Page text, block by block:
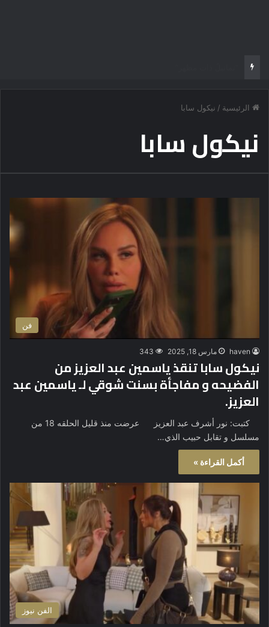
الرئيسية / نيكول سابا
نيكول سابا
فن
haven مارس 18, 2025 343
نيكول سابا تنقذ ياسمين عبد العزيز من
الفضيحه و مفاجأة بسنت شوقي لـ ياسمين عبد
العزيز.
كتبت: نور أشرف عبد العزيز عرضت منذ قليل الحلقه 18 من
مسلسل و تقابل حبيب الذي…
أكمل القراءة »
الفن نيوز